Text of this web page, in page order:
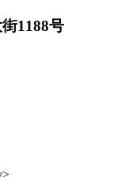
1188号